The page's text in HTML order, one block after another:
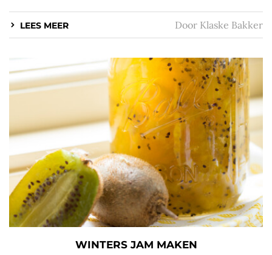
LEES MEER Door Klaske Bakker
WINTERS JAM MAKEN